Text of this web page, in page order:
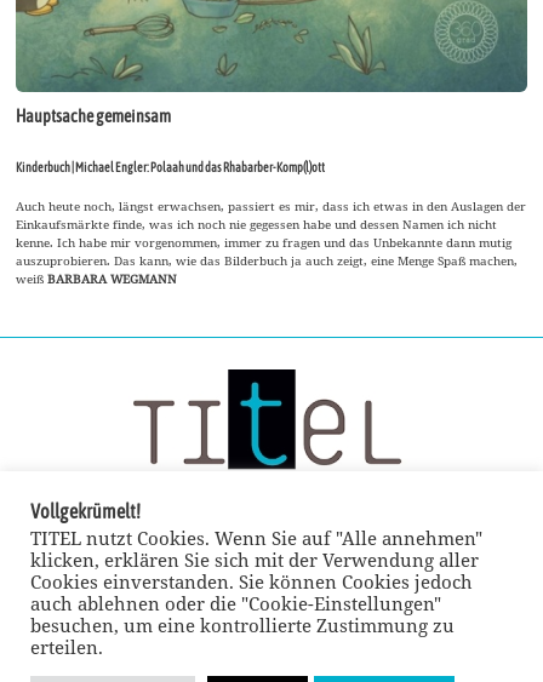
Hauptsache gemeinsam
Kinderbuch | Michael Engler: Polaah und das Rhabarber-Komp(l)ott
Auch heute noch, längst erwachsen, passiert es mir, dass ich etwas in den Auslagen der
Einkaufsmärkte finde, was ich noch nie gegessen habe und dessen Namen ich nicht
kenne. Ich habe mir vorgenommen, immer zu fragen und das Unbekannte dann mutig
auszuprobieren. Das kann, wie das Bilderbuch ja auch zeigt, eine Menge Spaß machen,
weißBARBARA WEGMANN
Vollgekrümelt!
TITEL nutzt Cookies. Wenn Sie auf "Alle annehmen"
klicken, erklären Sie sich mit der Verwendung aller
Cookies einverstanden. Sie können Cookies jedoch
auch ablehnen oder die "Cookie-Einstellungen"
besuchen, um eine kontrollierte Zustimmung zu
erteilen.